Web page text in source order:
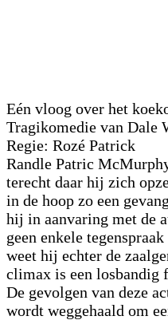
Eén vloog over het
Tragikomedie van Dale
Regie: Rozé Patrick
Randle Patric
terecht daar hij zich
in de hoop zo een
hij in aanvaring met de
geen enkele
weet hij echter de
climax is een losbandig
De gevolgen van deze
wordt weggehaald om